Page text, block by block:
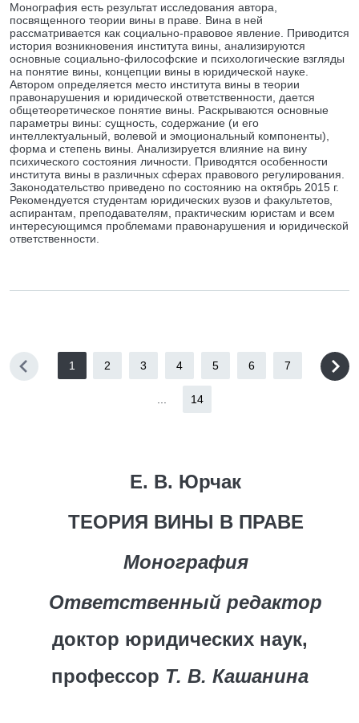
Монография есть результат исследования автора,
посвященного теории вины в праве. Вина в ней
рассматривается как социально-правовое явление. Приводится
история возникновения института вины, анализируются
основные социально-философские и психологические взгляды
на понятие вины, концепции вины в юридической науке.
Автором определяется место института вины в теории
правонарушения и юридической ответственности, дается
общетеоретическое понятие вины. Раскрываются основные
параметры вины: сущность, содержание (и его
интеллектуальный, волевой и эмоциональный компоненты),
форма и степень вины. Анализируется влияние на вину
психического состояния личности. Приводятся особенности
института вины в различных сферах правового регулирования.
Законодательство приведено по состоянию на октябрь 2015 г.
Рекомендуется студентам юридических вузов и факультетов,
аспирантам, преподавателям, практическим юристам и всем
интересующимся проблемами правонарушения и юридической
ответственности.
1 2 3 4 5 6 7
14
Е. В. Юрчак
ТЕОРИЯ ВИНЫ В ПРАВЕ
Монография
Ответственный редактор
доктор юридических наук,
профессор Т. В. Кашанина